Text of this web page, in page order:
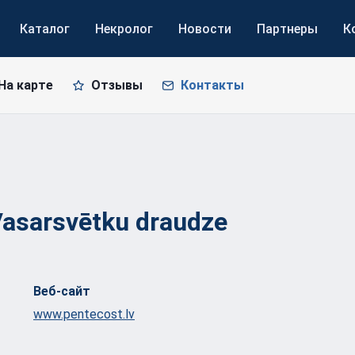
Каталог Некролог Новости Партнеры
карте Отзывы Контакты
draudze
Веб-сайт
www.pentecost.lv